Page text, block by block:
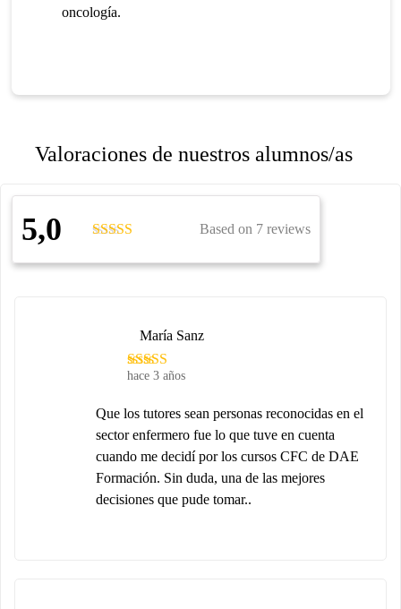
oncología.
Valoraciones de nuestros alumnos/as
5,0 Based on 7 reviews
hace 3 años
María Sanz
Que los tutores sean personas reconocidas en el
sector enfermero fue lo que tuve en cuenta
cuando me decidí por los cursos CFC de DAE
Formación. Sin duda, una de las mejores
decisiones que pude tomar..